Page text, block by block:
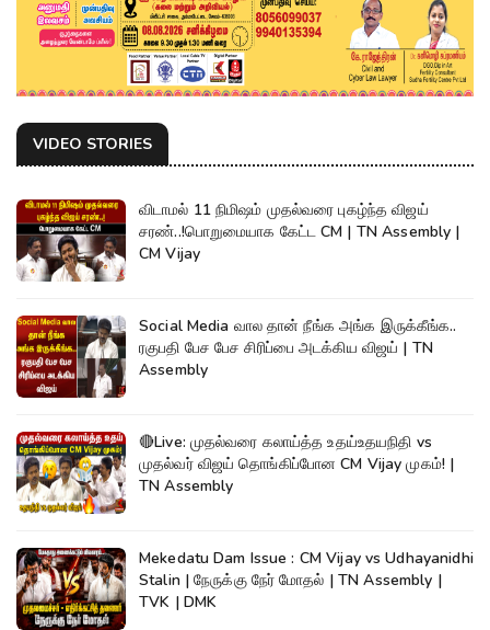
VIDEO STORIES
விடாமல் 11 நிமிஷம் முதல்வரை புகழ்ந்த விஜய்
சரண்..!பொறுமையாக கேட்ட CM | TN Assembly |
CM Vijay
Social Media வால தான் நீங்க அங்க இருக்கீங்க..
ரகுபதி பேச பேச சிரிப்பை அடக்கிய விஜய் | TN
Assembly
🔴Live: முதல்வரை கலாய்த்த உதய்உதயநிதி vs
முதல்வர் விஜய் தொங்கிப்போன CM Vijay முகம்! |
TN Assembly
Mekedatu Dam Issue : CM Vijay vs Udhayanidhi
Stalin | நேருக்கு நேர் மோதல் | TN Assembly |
TVK | DMK